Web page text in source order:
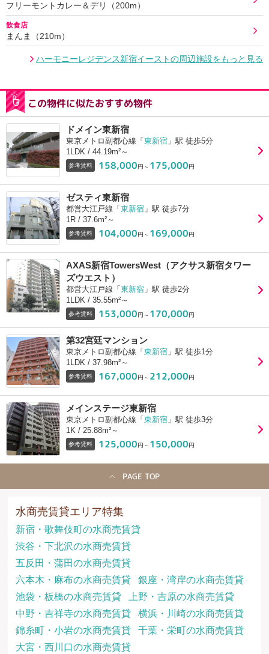
フリーモントカレー＆デリ（200m）
飲食店
まんま（210m）
ハーモニーレジデンス新宿イーストの周辺施設をもっと見る
この物件に似たおすすめ物件
ドメイン東新宿
東京メトロ副都心線「 東新宿 」駅 徒歩5分
1LDK / 44.19m²～
参考賃料 158,000円～ 175,000円
ゼスティ東新宿
都営大江戸線「 東新宿 」駅 徒歩7分
1R / 37.6m²～
参考賃料 104,000円～ 169,000円
AXAS新宿TowersWest（アクサス新宿タワー
ズウエスト）
都営大江戸線「 東新宿 」駅 徒歩2分
1LDK / 35.55m²～
参考賃料 153,000円～ 170,000円
第32宮廷マンション
東京メトロ副都心線「 東新宿 」駅 徒歩1分
1LDK / 37.98m²～
参考賃料 167,000円～ 212,000円
メインステージ東新宿
東京メトロ副都心線「 東新宿 」駅 徒歩3分
1K / 25.88m²～
参考賃料 125,000円～ 150,000円
PAGE TOP
水商売賃貸エリア特集
新宿・歌舞伎町の水商売賃貸
渋谷・下北沢の水商売賃貸
五反田・蒲田の水商売賃貸
六本木・麻布の水商売賃貸
銀座・湾岸の水商売賃貸
池袋・板橋の水商売賃貸
上野・吉原の水商売賃貸
中野・吉祥寺の水商売賃貸
横浜・川崎の水商売賃貸
錦糸町・小岩の水商売賃貸
千葉・栄町の水商売賃貸
大宮・西川口の水商売賃貸